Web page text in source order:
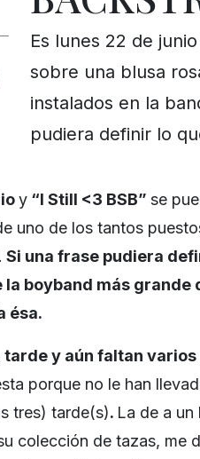
Es lunes 22 de
sobre una blusa
instalados en la
pudiera definir lo
y “I Still <3 BSB” se
uno de los tantos
Si una frase pudiera
la boyband más grande
ésa.
tarde y aún faltan
porque no le han
tres) tarde(s). La de a
colección de tazas, me